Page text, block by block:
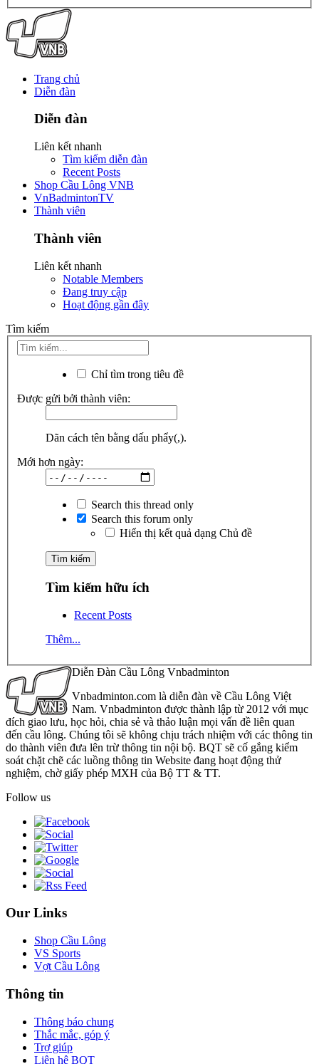
Trang chủ
Diễn đàn
Diễn đàn
Liên kết nhanh
Tìm kiếm diễn đàn
Recent Posts
Shop Cầu Lông VNB
VnBadmintonTV
Thành viên
Thành viên
Liên kết nhanh
Notable Members
Đang truy cập
Hoạt động gần đây
Tìm kiếm
Chỉ tìm trong tiêu đề
Được gửi bởi thành viên:
Dãn cách tên bằng dấu phẩy(,).
Mới hơn ngày:
Search this thread only
Search this forum only
Hiển thị kết quả dạng Chủ đề
Tìm kiếm hữu ích
Recent Posts
Thêm...
Diễn Đàn Cầu Lông Vnbadminton
Vnbadminton.com là diễn đàn về Cầu Lông Việt
Nam. Vnbadminton được thành lập từ 2012 với mục
đích giao lưu, học hỏi, chia sẻ và thảo luận mọi vấn đề liên quan
đến cầu lông. Chúng tôi sẽ không chịu trách nhiệm với các thông tin
do thành viên đưa lên trừ thông tin nội bộ. BQT sẽ cố gắng kiểm
soát chặt chẽ các luồng thông tin Website đang hoạt động thử
nghiệm, chờ giấy phép MXH của Bộ TT & TT.
Follow us
Our Links
Shop Cầu Lông
VS Sports
Vợt Cầu Lông
Thông tin
Thông báo chung
Thắc mắc, góp ý
Trợ giúp
Liên hệ BQT